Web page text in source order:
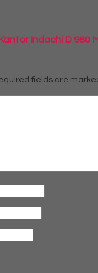
Indachi D 980
fields are